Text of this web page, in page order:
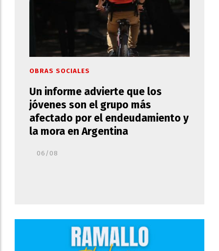
Un informe advierte que los
jóvenes son el grupo más
afectado por el endeudamiento y
la mora en Argentina
OBRAS SOCIALES
06/08